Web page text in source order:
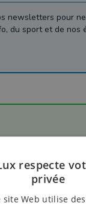
newsletters pour
du sport et de nos
respecte
privée
site Web utilise